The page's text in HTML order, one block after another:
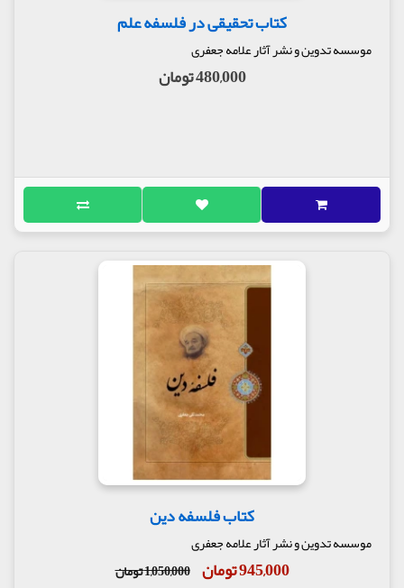
کتاب تحقیقی در فلسفه علم
موسسه تدوین و نشر آثار علامه جعفری
480,000 تومان
کتاب فلسفه دین
موسسه تدوین و نشر آثار علامه جعفری
945,000 تومان 1,050,000 تومان